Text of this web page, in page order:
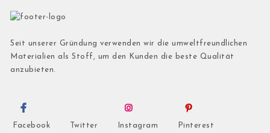
Seit unserer Gründung verwenden wir die umweltfreundlichen
Materialien als Stoff, um den Kunden die beste Qualität
anzubieten.
Facebook Twitter Instagram Pinterest